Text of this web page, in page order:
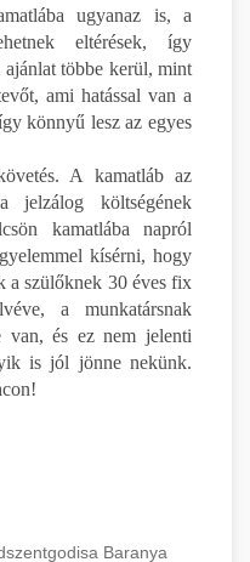
ugyanaz is, a
eltérések, így
többe kerül, mint
ami hatással van a
könnyű lesz az egyes
A kamatláb az
jelzálog költségének
kamatlába napról
kísérni, hogy
a szülőknek 30 éves fix
a munkatársnak
van, és ez nem jelenti
is jól jönne nekünk.
Baranya